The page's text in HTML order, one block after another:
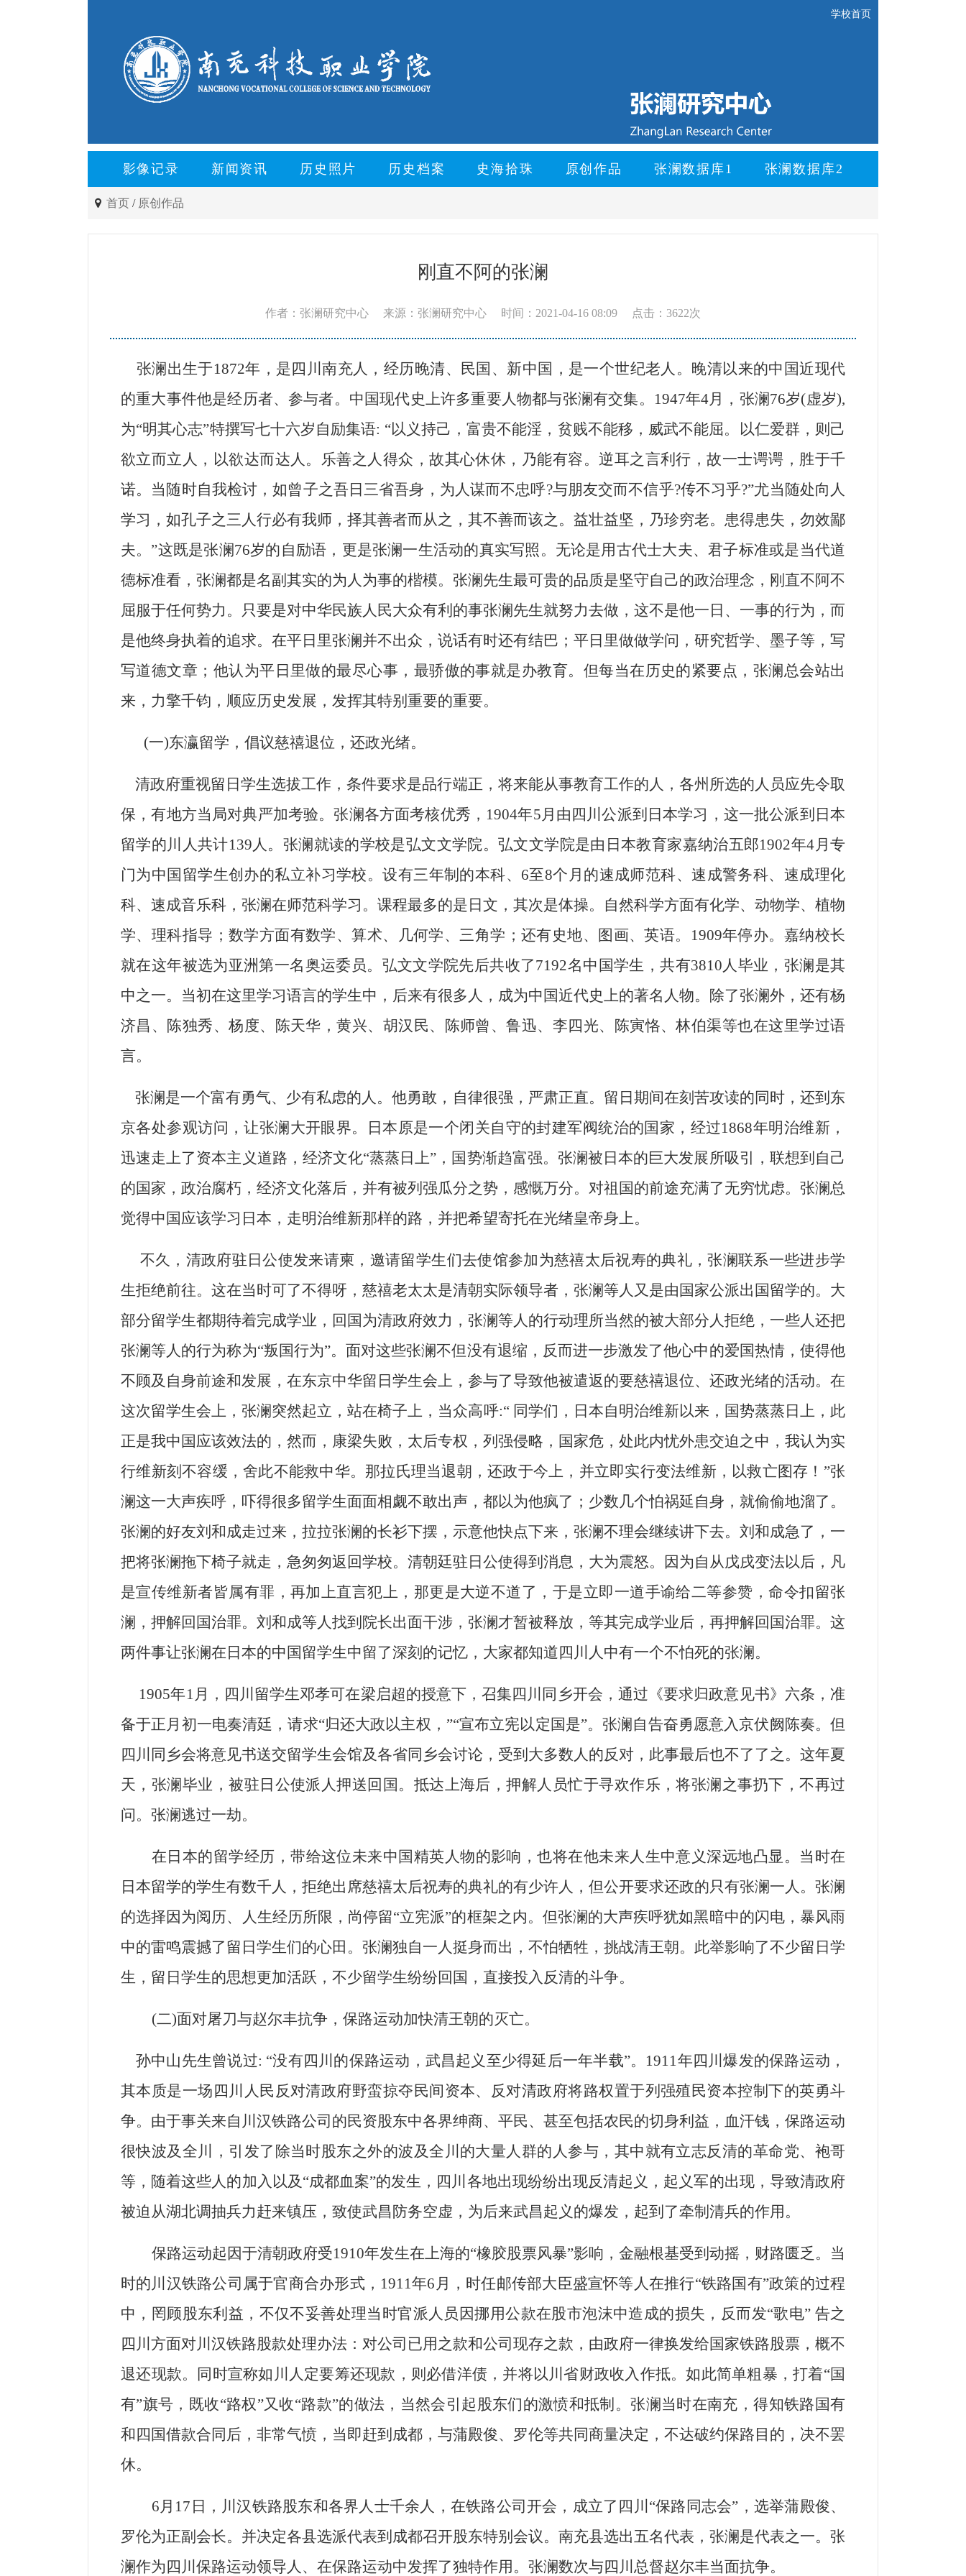
学校首页
影像记录 新闻资讯 历史照片 历史档案 史海拾珠 原创作品 张澜数据库1 张澜数据库2
首页 / 原创作品
刚直不阿的张澜
作者：张澜研究中心 来源：张澜研究中心 时间：2021-04-16 08:09 点击：3622次
张澜出生于1872年，是四川南充人，经历晚清、民国、新中国，是一个世纪老人。晚清以来的中国近现代
的重大事件他是经历者、参与者。中国现代史上许多重要人物都与张澜有交集。1947年4月，张澜76岁(虚岁),
为“明其心志”特撰写七十六岁自励集语: “以义持己，富贵不能淫，贫贱不能移，威武不能屈。以仁爱群，则己
欲立而立人，以欲达而达人。乐善之人得众，故其心休休，乃能有容。逆耳之言利行，故一士谔谔，胜于千
诺。当随时自我检讨，如曾子之吾日三省吾身，为人谋而不忠呼?与朋友交而不信乎?传不习乎?”尤当随处向人
学习，如孔子之三人行必有我师，择其善者而从之，其不善而该之。益壮益坚，乃珍穷老。患得患失，勿效鄙
夫。”这既是张澜76岁的自励语，更是张澜一生活动的真实写照。无论是用古代士大夫、君子标准或是当代道
德标准看，张澜都是名副其实的为人为事的楷模。张澜先生最可贵的品质是坚守自己的政治理念，刚直不阿不
屈服于任何势力。只要是对中华民族人民大众有利的事张澜先生就努力去做，这不是他一日、一事的行为，而
是他终身执着的追求。在平日里张澜并不出众，说话有时还有结巴；平日里做做学问，研究哲学、墨子等，写
写道德文章；他认为平日里做的最尽心事，最骄傲的事就是办教育。但每当在历史的紧要点，张澜总会站出
来，力擎千钧，顺应历史发展，发挥其特别重要的重要。
(一)东瀛留学，倡议慈禧退位，还政光绪。
清政府重视留日学生选拔工作，条件要求是品行端正，将来能从事教育工作的人，各州所选的人员应先令取
保，有地方当局对典严加考验。张澜各方面考核优秀，1904年5月由四川公派到日本学习，这一批公派到日本
留学的川人共计139人。张澜就读的学校是弘文文学院。弘文文学院是由日本教育家嘉纳治五郎1902年4月专
门为中国留学生创办的私立补习学校。设有三年制的本科、6至8个月的速成师范科、速成警务科、速成理化
科、速成音乐科，张澜在师范科学习。课程最多的是日文，其次是体操。自然科学方面有化学、动物学、植物
学、理科指导；数学方面有数学、算术、几何学、三角学；还有史地、图画、英语。1909年停办。嘉纳校长
就在这年被选为亚洲第一名奥运委员。弘文文学院先后共收了7192名中国学生，共有3810人毕业，张澜是其
中之一。当初在这里学习语言的学生中，后来有很多人，成为中国近代史上的著名人物。除了张澜外，还有杨
济昌、陈独秀、杨度、陈天华，黄兴、胡汉民、陈师曾、鲁迅、李四光、陈寅恪、林伯渠等也在这里学过语
言。
张澜是一个富有勇气、少有私虑的人。他勇敢，自律很强，严肃正直。留日期间在刻苦攻读的同时，还到东
京各处参观访问，让张澜大开眼界。日本原是一个闭关自守的封建军阀统治的国家，经过1868年明治维新，
迅速走上了资本主义道路，经济文化“蒸蒸日上”，国势渐趋富强。张澜被日本的巨大发展所吸引，联想到自己
的国家，政治腐朽，经济文化落后，并有被列强瓜分之势，感慨万分。对祖国的前途充满了无穷忧虑。张澜总
觉得中国应该学习日本，走明治维新那样的路，并把希望寄托在光绪皇帝身上。
不久，清政府驻日公使发来请柬，邀请留学生们去使馆参加为慈禧太后祝寿的典礼，张澜联系一些进步学
生拒绝前往。这在当时可了不得呀，慈禧老太太是清朝实际领导者，张澜等人又是由国家公派出国留学的。大
部分留学生都期待着完成学业，回国为清政府效力，张澜等人的行动理所当然的被大部分人拒绝，一些人还把
张澜等人的行为称为“叛国行为”。面对这些张澜不但没有退缩，反而进一步激发了他心中的爱国热情，使得他
不顾及自身前途和发展，在东京中华留日学生会上，参与了导致他被遣返的要慈禧退位、还政光绪的活动。在
这次留学生会上，张澜突然起立，站在椅子上，当众高呼:“ 同学们，日本自明治维新以来，国势蒸蒸日上，此
正是我中国应该效法的，然而，康梁失败，太后专权，列强侵略，国家危，处此内忧外患交迫之中，我认为实
行维新刻不容缓，舍此不能救中华。那拉氏理当退朝，还政于今上，并立即实行变法维新，以救亡图存！”张
澜这一大声疾呼，吓得很多留学生面面相觑不敢出声，都以为他疯了；少数几个怕祸延自身，就偷偷地溜了。
张澜的好友刘和成走过来，拉拉张澜的长衫下摆，示意他快点下来，张澜不理会继续讲下去。刘和成急了，一
把将张澜拖下椅子就走，急匆匆返回学校。清朝廷驻日公使得到消息，大为震怒。因为自从戊戌变法以后，凡
是宣传维新者皆属有罪，再加上直言犯上，那更是大逆不道了，于是立即一道手谕给二等参赞，命令扣留张
澜，押解回国治罪。刘和成等人找到院长出面干涉，张澜才暂被释放，等其完成学业后，再押解回国治罪。这
两件事让张澜在日本的中国留学生中留了深刻的记忆，大家都知道四川人中有一个不怕死的张澜。
1905年1月，四川留学生邓孝可在梁启超的授意下，召集四川同乡开会，通过《要求归政意见书》六条，准
备于正月初一电奏清廷，请求“归还大政以主权，”“宣布立宪以定国是”。张澜自告奋勇愿意入京伏阙陈奏。但
四川同乡会将意见书送交留学生会馆及各省同乡会讨论，受到大多数人的反对，此事最后也不了了之。这年夏
天，张澜毕业，被驻日公使派人押送回国。抵达上海后，押解人员忙于寻欢作乐，将张澜之事扔下，不再过
问。张澜逃过一劫。
在日本的留学经历，带给这位未来中国精英人物的影响，也将在他未来人生中意义深远地凸显。当时在
日本留学的学生有数千人，拒绝出席慈禧太后祝寿的典礼的有少许人，但公开要求还政的只有张澜一人。张澜
的选择因为阅历、人生经历所限，尚停留“立宪派”的框架之内。但张澜的大声疾呼犹如黑暗中的闪电，暴风雨
中的雷鸣震撼了留日学生们的心田。张澜独自一人挺身而出，不怕牺牲，挑战清王朝。此举影响了不少留日学
生，留日学生的思想更加活跃，不少留学生纷纷回国，直接投入反清的斗争。
(二)面对屠刀与赵尔丰抗争，保路运动加快清王朝的灭亡。
孙中山先生曾说过: “没有四川的保路运动，武昌起义至少得延后一年半载”。1911年四川爆发的保路运动，
其本质是一场四川人民反对清政府野蛮掠夺民间资本、反对清政府将路权置于列强殖民资本控制下的英勇斗
争。由于事关来自川汉铁路公司的民资股东中各界绅商、平民、甚至包括农民的切身利益，血汗钱，保路运动
很快波及全川，引发了除当时股东之外的波及全川的大量人群的人参与，其中就有立志反清的革命党、袍哥
等，随着这些人的加入以及“成都血案”的发生，四川各地出现纷纷出现反清起义，起义军的出现，导致清政府
被迫从湖北调抽兵力赶来镇压，致使武昌防务空虚，为后来武昌起义的爆发，起到了牵制清兵的作用。
保路运动起因于清朝政府受1910年发生在上海的“橡胶股票风暴”影响，金融根基受到动摇，财路匮乏。当
时的川汉铁路公司属于官商合办形式，1911年6月，时任邮传部大臣盛宣怀等人在推行“铁路国有”政策的过程
中，罔顾股东利益，不仅不妥善处理当时官派人员因挪用公款在股市泡沫中造成的损失，反而发“歌电” 告之
四川方面对川汉铁路股款处理办法：对公司已用之款和公司现存之款，由政府一律换发给国家铁路股票，概不
退还现款。同时宣称如川人定要筹还现款，则必借洋债，并将以川省财政收入作抵。如此简单粗暴，打着“国
有”旗号，既收“路权”又收“路款”的做法，当然会引起股东们的激愤和抵制。张澜当时在南充，得知铁路国有
和四国借款合同后，非常气愤，当即赶到成都，与蒲殿俊、罗伦等共同商量决定，不达破约保路目的，决不罢
休。
6月17日，川汉铁路股东和各界人士千余人，在铁路公司开会，成立了四川“保路同志会”，选举蒲殿俊、
罗伦为正副会长。并决定各县选派代表到成都召开股东特别会议。南充县选出五名代表，张澜是代表之一。张
澜作为四川保路运动领导人、在保路运动中发挥了独特作用。张澜数次与四川总督赵尔丰当面抗争。